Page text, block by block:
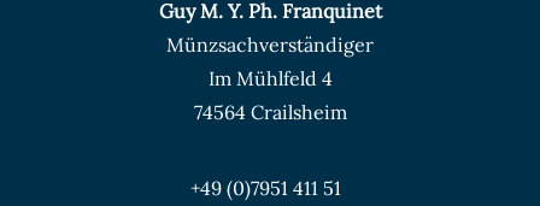
Guy M. Y. Ph. Franquinet
Münzsachverständiger
Im Mühlfeld 4
74564 Crailsheim
+49 (0)7951 411 51